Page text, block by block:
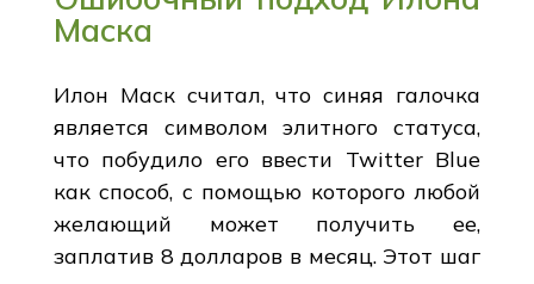
Маска
Илон Маск считал, что синяя галочка
является символом элитного статуса,
что побудило его ввести Twitter Blue
как способ, с помощью которого любой
желающий может получить ее,
заплатив 8 долларов в месяц. Этот шаг